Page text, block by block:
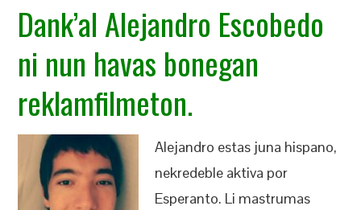
Dank’al Alejandro Escobedo
ni nun havas bonegan
reklamfilmeton.
Alejandro estas juna hispano,
nekredeble aktiva por
Esperanto. Li mastrumas